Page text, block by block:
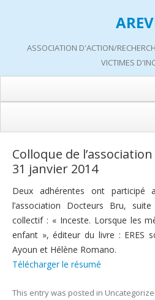
ASSOCIATION D'ACTION/
VICTIMES
A propos d’AREVI
Les groupes de paroles
S’informer
Adhérer
Nous soutenir
A propos d’AREVI
Qui sommes-nous ?
Historique de nos actions
Travaux AREVI
Adhérer
Pour les bénévoles
Colloque de
31 janvier 2014
Deux adhérentes ont participé
l’association Docteurs Bru,
collectif : « Inceste. Lorsque les
enfant », éditeur du livre : ERES
Ayoun et Hélène Romano.
Télécharger le résumé
This entry was posted in